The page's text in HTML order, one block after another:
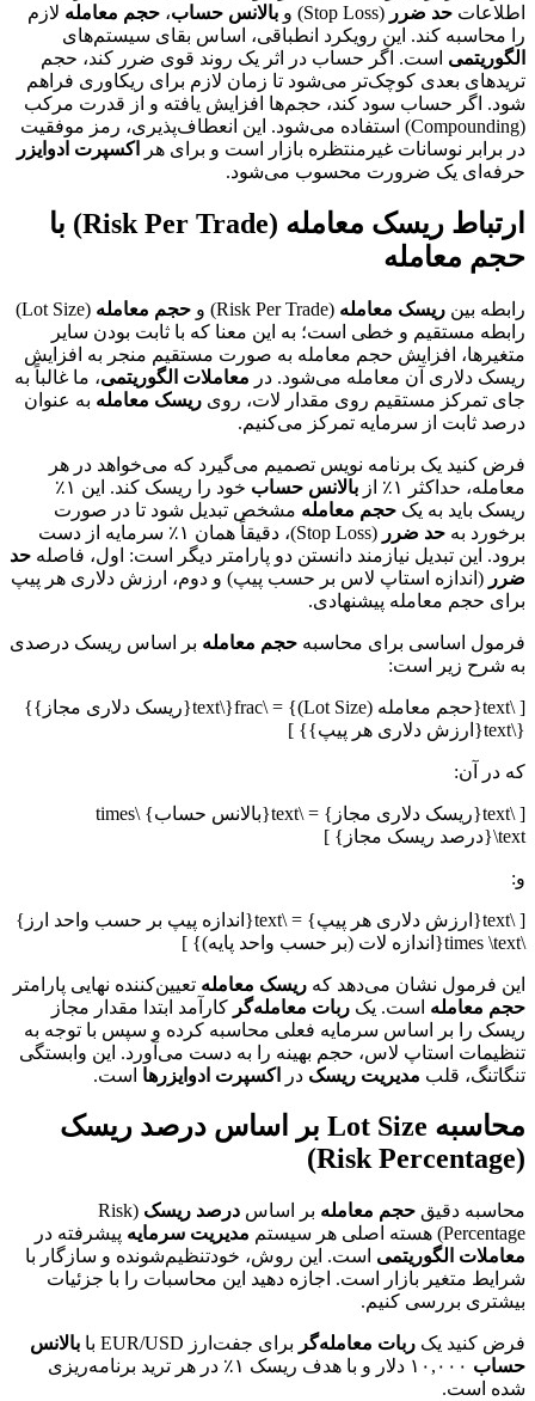
اطلاعات حد ضرر (Stop Loss) و بالانس حساب، حجم معامله لازم
را محاسبه کند. این رویکرد انطباقی، اساس بقای سیستم‌های
الگوریتمی است. اگر حساب در اثر یک روند قوی ضرر کند، حجم
تریدهای بعدی کوچک‌تر می‌شود تا زمان لازم برای ریکاوری فراهم
شود. اگر حساب سود کند، حجم‌ها افزایش یافته و از قدرت مرکب
(Compounding) استفاده می‌شود. این انعطاف‌پذیری، رمز موفقیت
در برابر نوسانات غیرمنتظره بازار است و برای هر
اکسپرت ادوایزر
حرفه‌ای یک ضرورت محسوب می‌شود.
ارتباط ریسک معامله (Risk Per Trade) با
حجم معامله
رابطه بین ریسک معامله (Risk Per Trade) و حجم معامله
(Lot Size)
رابطه مستقیم و خطی است؛ به این معنا که با ثابت بودن سایر
متغیرها، افزایش حجم معامله به صورت مستقیم منجر به افزایش
ریسک دلاری آن معامله می‌شود. در معاملات الگوریتمی، ما غالباً به
جای تمرکز مستقیم روی مقدار لات، روی ریسک معامله به عنوان
درصد ثابت از سرمایه تمرکز می‌کنیم.
فرض کنید یک برنامه نویس تصمیم می‌گیرد که می‌خواهد در هر
معامله، حداکثر ۱٪ از
بالانس حساب
خود را ریسک کند. این ۱٪
ریسک باید به یک حجم معامله مشخص تبدیل شود تا در صورت
برخورد به حد ضرر
(Stop Loss)، دقیقاً همان ۱٪ سرمایه از دست
برود. این تبدیل نیازمند دانستن دو پارامتر دیگر است: اول، فاصله حد
ضرر (اندازه استاپ لاس بر حسب پیپ) و دوم، ارزش دلاری هر پیپ
برای حجم معامله پیشنهادی.
فرمول اساسی برای محاسبه حجم معامله بر اساس ریسک درصدی
به شرح زیر است:
[ \text{حجم معامله (Lot Size)} = \frac{\text{ریسک دلاری مجاز}}
{\text{ارزش دلاری هر پیپ}} ]
که در آن:
[ \text{ریسک دلاری مجاز} = \text{بالانس حساب} \times
\text{درصد ریسک مجاز} ]
و:
[ \text{ارزش دلاری هر پیپ} = \text{اندازه پیپ بر حسب واحد ارز}
\times \text{اندازه لات (بر حسب واحد پایه)} ]
این فرمول نشان می‌دهد که ریسک معامله تعیین‌کننده نهایی پارامتر
حجم معامله است. یک ربات معامله‌گر کارآمد ابتدا مقدار مجاز
ریسک را بر اساس سرمایه فعلی محاسبه کرده و سپس با توجه به
تنظیمات استاپ لاس، حجم بهینه را به دست می‌آورد. این وابستگی
تنگاتنگ، قلب مدیریت ریسک در اکسپرت ادوایزرها است.
محاسبه Lot Size بر اساس درصد ریسک
(Risk Percentage)
محاسبه دقیق حجم معامله بر اساس درصد ریسک (Risk
Percentage) هسته اصلی هر سیستم
مدیریت سرمایه پیشرفته در
معاملات الگوریتمی است. این روش، خودتنظیم‌شونده و سازگار با
شرایط متغیر بازار است. اجازه دهید این محاسبات را با جزئیات
بیشتری بررسی کنیم.
فرض کنید یک ربات معامله‌گر برای جفت‌ارز EUR/USD با
بالانس
حساب
۱۰,۰۰۰ دلار و با هدف ریسک ۱٪ در هر ترید برنامه‌ریزی
شده است.